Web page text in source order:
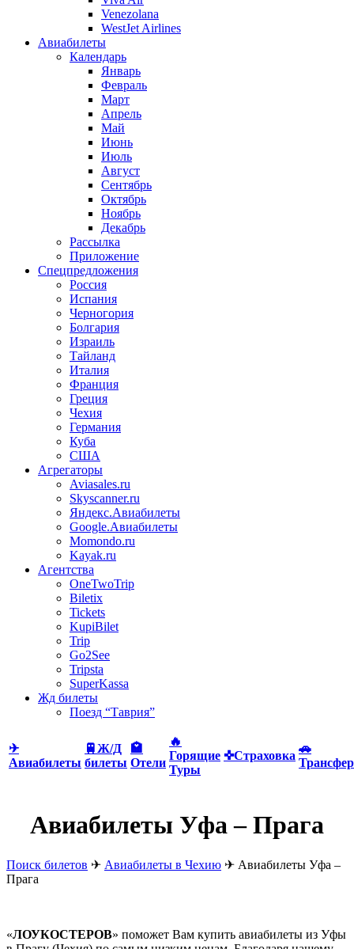
Venezolana
WestJet Airlines
Авиабилеты
Календарь
Январь
Февраль
Март
Апрель
Май
Июнь
Июль
Август
Сентябрь
Октябрь
Ноябрь
Декабрь
Рассылка
Приложение
Спецпредложения
Россия
Испания
Черногория
Болгария
Израиль
Тайланд
Италия
Франция
Греция
Чехия
Германия
Куба
США
Агрегаторы
Aviasales.ru
Skyscanner.ru
Яндекс.Авиабилеты
Google.Авиабилеты
Momondo.ru
Kayak.ru
Агентства
OneTwoTrip
Biletix
Tickets
KupiBilet
Trip
Go2See
Tripsta
SuperKassa
Жд билеты
Поезд “Таврия”
✈
Авиабилеты
🚆Ж/Д
билеты
🏩
Отели
🔥
Горящие
Туры
✜Страховка
🚗
Трансфер
Авиабилеты Уфа – Прага
Поиск билетов ✈ Авиабилеты в Чехию ✈ Авиабилеты Уфа –
Прага
«ЛОУКОСТЕРОВ» поможет Вам купить авиабилеты из Уфы